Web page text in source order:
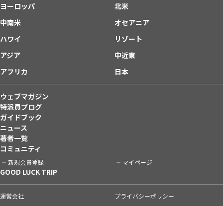
ヨーロッパ
北米
中南米
オセアニア
ハワイ
リゾート
アジア
中近東
アフリカ
日本
ウェブマガジン
特派員ブログ
ガイドブック
ニュース
著者一覧
コミュニティ
新規会員登録 マイページ
GOOD LUCK TRIP
運営会社 プライバシーポリシー